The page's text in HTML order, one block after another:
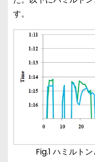
す。
Fig.1 ハミルト